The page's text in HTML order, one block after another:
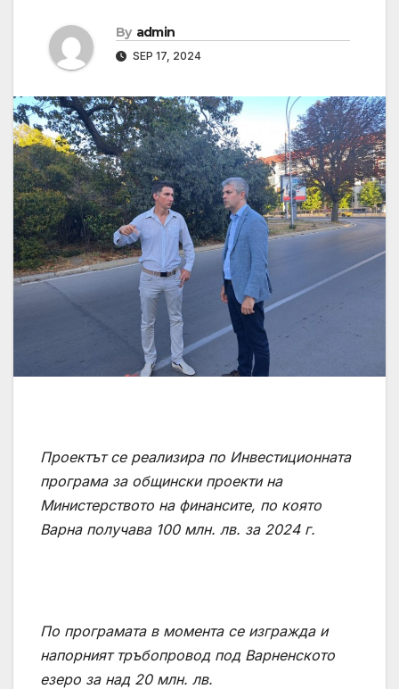
By admin
SEP 17, 2024
Проектът се реализира по Инвестиционната
програма за общински проекти на
Министерството на финансите, по която
Варна получава 100 млн. лв. за 2024 г.
По програмата в момента се изгражда и
напорният тръбопровод под Варненското
езеро за над 20 млн. лв.